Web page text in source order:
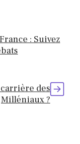
: Suivez
des
Milléniaux ?